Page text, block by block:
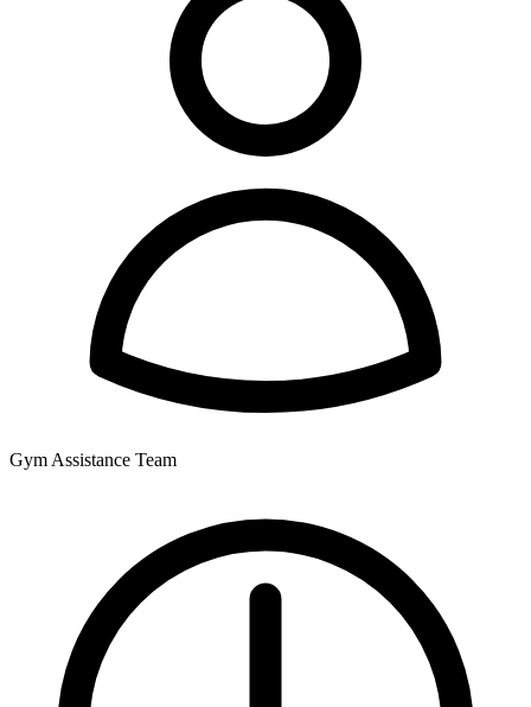
Gym Assistance Team